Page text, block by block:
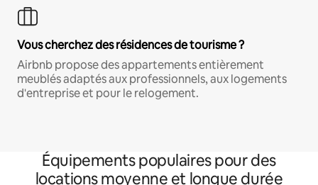
Vous cherchez des résidences de tourisme ?
Airbnb propose des appartements entièrement
meublés adaptés aux professionnels, aux logements
d'entreprise et pour le relogement.
Équipements populaires pour des
locations moyenne et longue durée